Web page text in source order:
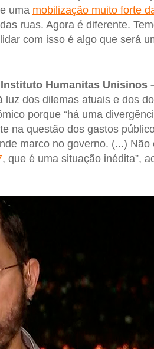
uma mobilização muito forte
ruas. Agora é diferente.
com isso é algo que será
Instituto Humanitas Unisinos
dos dilemas atuais e dos
porque “há uma
na questão dos gastos
marco no governo. (...) Não
, que é uma situação inédita”,